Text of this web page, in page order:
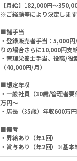
【月給】182,000円～
※ご経験等により決定します
■諸手当
・登録販売者手当：5,000
りの場合さらに10,000円支給
・管理栄養士手当、役職/役
（40,000円/月）
■想定年収
・一般社員（30歳/管理者
万円～
・店長（35歳）年収600万
■備考
・昇給あり（年1回）
・賞与あり（年2回）※基本